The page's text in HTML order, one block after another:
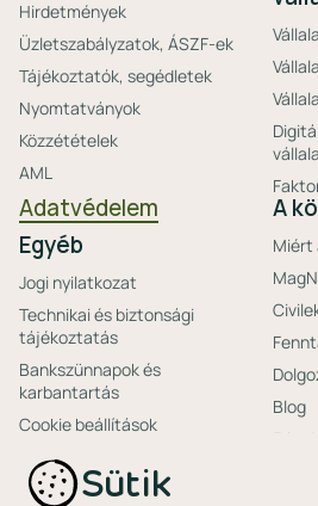
Hirdetmények
Üzletszabályzatok, ÁSZF-ek
Tájékoztatók, segédletek
Nyomtatványok
Közzétételek
AML
Adatvédelem
Egyéb
Jogi nyilatkozat
Technikai és biztonsági
tájékoztatás
Bankszünnapok és
karbantartás
Cookie beállítások
A
Miért
Blog
Friss
Ajánlataink non-
profitoknak
Sütik